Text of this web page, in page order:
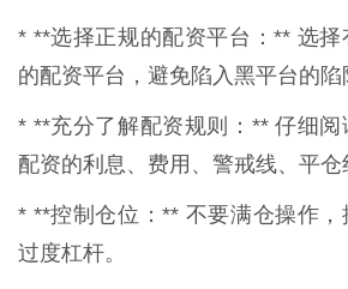
* **选择正规的配资平台：** 选
的配资平台，避免陷入黑平台的陷
* **充分了解配资规则：** 仔细
配资的利息、费用、警戒线、平仓
* **控制仓位：** 不要满仓操作
过度杠杆。